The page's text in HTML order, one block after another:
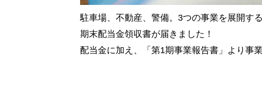
駐車場、不動産、警備。3つの事業を展開す
期末配当金領収書が届きました！
配当金に加え、「第1期事業報告書」より事